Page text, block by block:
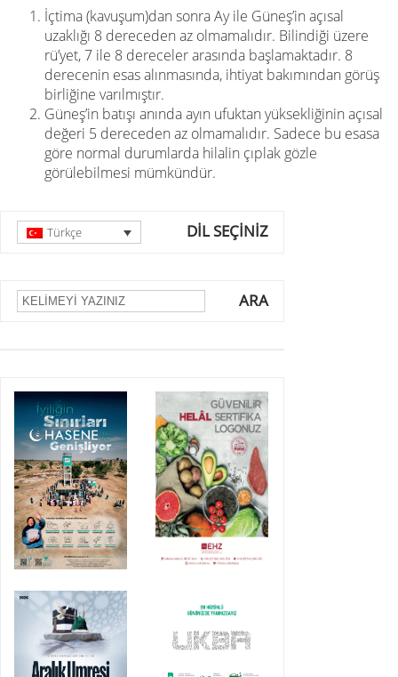
İçtima (kavuşum)dan sonra Ay ile Güneş’in açısal
uzaklığı 8 dereceden az olmamalıdır. Bilindiği üzere
rü’yet, 7 ile 8 dereceler arasında başlamaktadır. 8
derecenin esas alınmasında, ihtiyat bakımından görüş
birliğine varılmıştır.
Güneş’in batışı anında ayın ufuktan yüksekliğinin açısal
değeri 5 dereceden az olmamalıdır. Sadece bu esasa
göre normal durumlarda hilalin çıplak gözle
görülebilmesi mümkündür.
DİL SEÇİNİZ
Türkçe
ARA